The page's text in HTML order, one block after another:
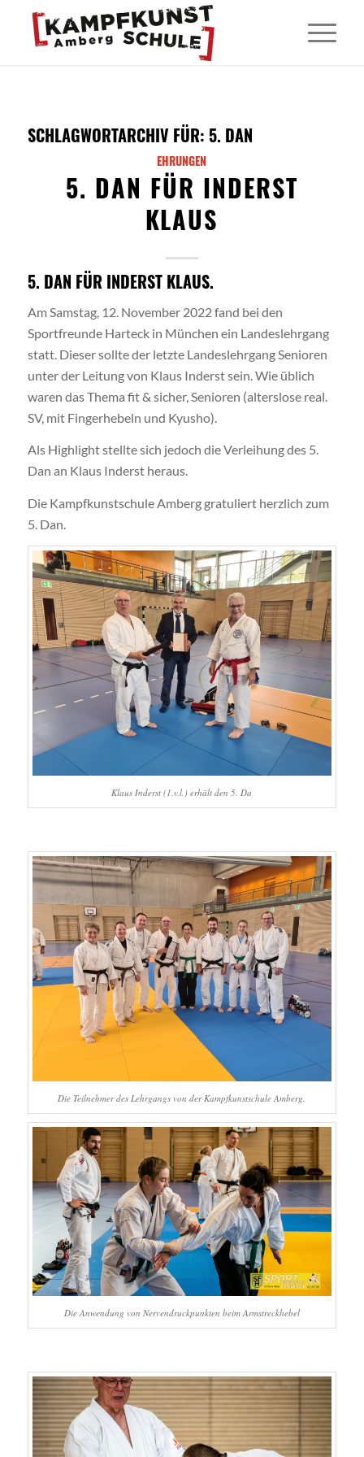
SCHLAGWORTARCHIV FÜR: 5. DAN
EHRUNGEN
5. DAN FÜR INDERST
KLAUS
5. DAN FÜR INDERST KLAUS.
Am Samstag, 12. November 2022 fand bei den
Sportfreunde Harteck in München ein Landeslehrgang
statt. Dieser sollte der letzte Landeslehrgang Senioren
unter der Leitung von Klaus Inderst sein. Wie üblich
waren das Thema fit & sicher, Senioren (alterslose real.
SV, mit Fingerhebeln und Kyusho).
Als Highlight stellte sich jedoch die Verleihung des 5.
Dan an Klaus Inderst heraus.
Die Kampfkunstschule Amberg gratuliert herzlich zum
5. Dan.
Klaus Inderst (1.v.l.) erhält den 5. Da
Die Teilnehmer des Lehrgangs von der Kampfkunstschule Amberg.
Die Anwendung von Nervendruckpunkten beim Armstreckhebel